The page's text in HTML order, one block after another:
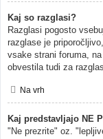
Kaj so razglasi?
Razglasi pogosto
razglase je
vsake strani foruma,
obvestila tudi za
Na vrh
Kaj predstavljajo NE
"Ne prezrite" oz.